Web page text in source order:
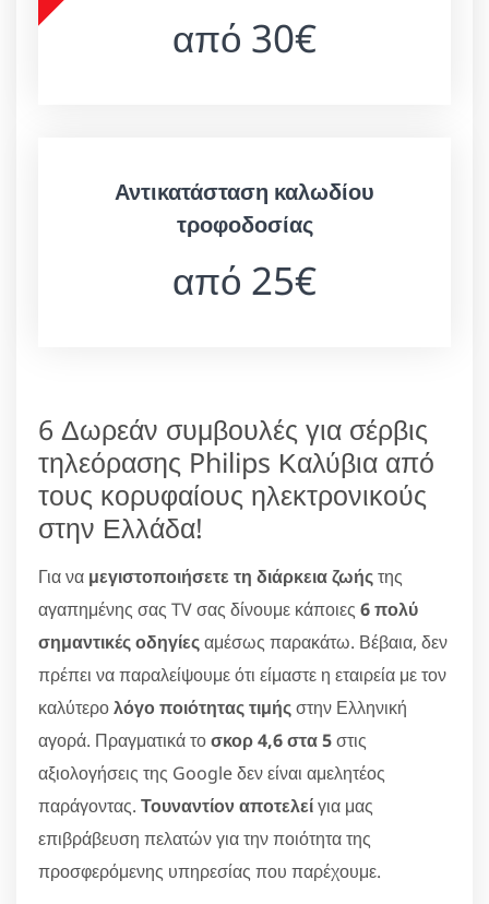
από 30€
Αντικατάσταση καλωδίου
τροφοδοσίας
από 25€
6 Δωρεάν συμβουλές για σέρβις
τηλεόρασης Philips Καλύβια από
τους κορυφαίους ηλεκτρονικούς
στην Ελλάδα!
Για να μεγιστοποιήσετε τη διάρκεια ζωήςτης
αγαπημένης σας TV σας δίνουμε κάποιες 6 πολύ
σημαντικές οδηγίεςαμέσως παρακάτω. Βέβαια, δεν
πρέπει να παραλείψουμε ότι είμαστε η εταιρεία με τον
καλύτερολόγο ποιότητας τιμήςστην Ελληνική
αγορά. Πραγματικά τοσκορ 4,6 στα 5στις
αξιολογήσεις της Google δεν είναι αμελητέος
παράγοντας. Τουναντίον αποτελείγια μας
επιβράβευση πελατών για την ποιότητα της
προσφερόμενης υπηρεσίας που παρέχουμε.